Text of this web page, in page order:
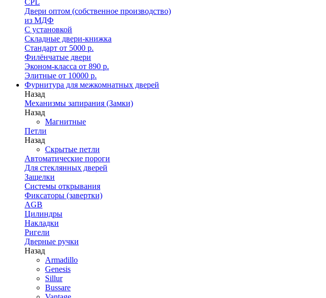
CPL
Двери оптом (собственное производство)
из МДФ
С установкой
Складные двери-книжка
Стандарт от 5000 р.
Филёнчатые двери
Эконом-класса от 890 р.
Элитные от 10000 р.
Фурнитура для межкомнатных дверей
Назад
Механизмы запирания (Замки)
Назад
Магнитные
Петли
Назад
Скрытые петли
Автоматические пороги
Для стеклянных дверей
Защелки
Системы открывания
Фиксаторы (завертки)
AGB
Цилиндры
Накладки
Ригели
Дверные ручки
Назад
Armadillo
Genesis
Sillur
Bussare